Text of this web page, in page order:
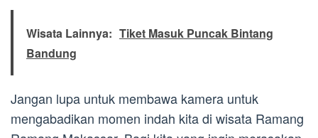
Wisata Lainnya: Tiket Masuk Puncak Bintang
Bandung
Jangan lupa untuk membawa kamera untuk
mengabadikan momen indah kita di wisata Ramang